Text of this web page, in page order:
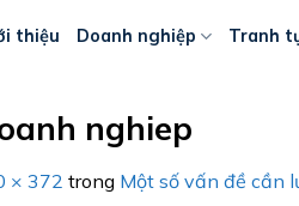
thiệu Doanh nghiệp Tranh
nghiep
× 372 trong Một số vấn đề cần